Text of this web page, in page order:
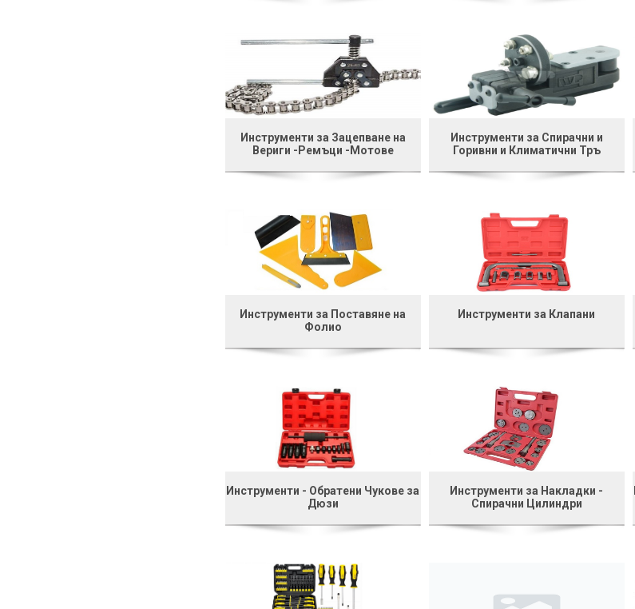
Инструменти за Зацепване на
Вериги -Ремъци -Мотове
Инструменти за Спирачни и
Горивни и Климатични Тръ
Инструменти за Поставяне на
Фолио
Инструменти за Клапани
Инструменти - Обратени Чукове за
Дюзи
Инструменти за Накладки -
Спирачни Цилиндри